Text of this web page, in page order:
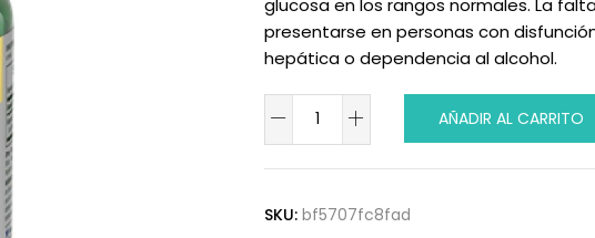
glucosa en los rangos normales. La
presentarse en personas con
hepática o dependencia al alcohol.
AÑADIR AL CARRITO
SKU: bf5707fc8fad